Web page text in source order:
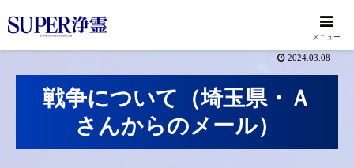
2024.03.08
戦争について（埼玉県・Ａ
さんからのメール）
メニュー